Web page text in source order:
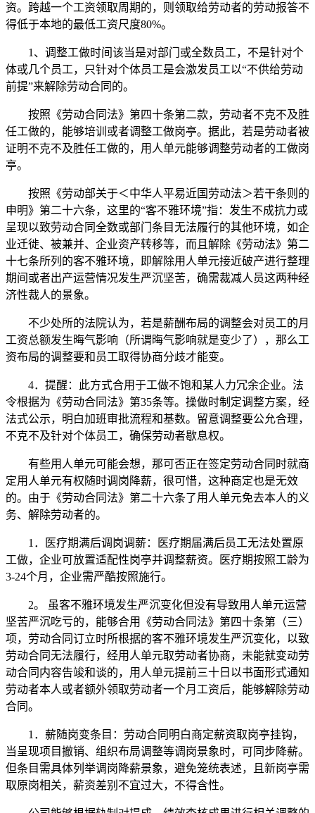
资。跨越一个工资领取周期的，则领取给劳动者的劳动报答不
得低于本地的最低工资尺度80%。
1、调整工做时间该当是对部门或全数员工，不是针对个
体或几个员工，只针对个体员工是会激发员工以“不供给劳动
前提”来解除劳动合同的。
按照《劳动合同法》第四十条第二款，劳动者不克不及胜
任工做的，能够培训或者调整工做岗亭。据此，若是劳动者被
证明不克不及胜任工做的，用人单元能够调整劳动者的工做岗
亭。
按照《劳动部关于＜中华人平易近国劳动法＞若干条则的
申明》第二十六条，这里的“客不雅环境”指：发生不成抗力或
呈现以致劳动合同全数或部门条目无法履行的其他环境，如企
业迁徙、被兼并、企业资产转移等，而且解除《劳动法》第二
十七条所列的客不雅环境，即解除用人单元接近破产进行整理
期间或者出产运营情况发生严沉坚苦，确需裁减人员这两种经
济性裁人的景象。
不少处所的法院认为，若是薪酬布局的调整会对员工的月
工资总额发生晦气影响（所谓晦气影响就是变少了），那么工
资布局的调整要和员工取得协商分歧才能变。
4．提醒：此方式合用于工做不饱和某人力冗余企业。法
令根据为《劳动合同法》第35条等。操做时制定调整方案，经
法式公示，明白加班审批流程和基数。留意调整要公允合理，
不克不及针对个体员工，确保劳动者歇息权。
有些用人单元可能会想，那可否正在签定劳动合同时就商
定用人单元有权随时调岗降薪，很可惜，这种商定也是无效
的。由于《劳动合同法》第二十六条了用人单元免去本人的义
务、解除劳动者的。
1．医疗期满后调岗调薪：医疗期届满后员工无法处置原
工做，企业可放置适配性岗亭并调整薪资。医疗期按照工龄为
3-24个月，企业需严酷按照施行。
2。 虽客不雅环境发生严沉变化但没有导致用人单元运营
坚苦严沉吃亏的，能够合用《劳动合同法》第四十条第（三）
项，劳动合同订立时所根据的客不雅环境发生严沉变化，以致
劳动合同无法履行，经用人单元取劳动者协商，未能就变动劳
动合同内容告竣和谈的，用人单元提前三十日以书面形式通知
劳动者本人或者额外领取劳动者一个月工资后，能够解除劳动
合同。
1．薪随岗变条目：劳动合同明白商定薪资取岗亭挂钩，
当呈现项目撤销、组织布局调整等调岗景象时，可同步降薪。
但条目需具体列举调岗降薪景象，避免笼统表述，且新岗亭需
取原岗相关，薪资差别不宜过大，不得含性。